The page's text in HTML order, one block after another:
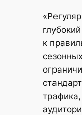
к